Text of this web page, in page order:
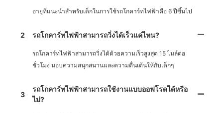
อายุที่แนะนำสำหรับเด็กในการใช้รถโกคาร์ทไฟฟ้าคือ 6 ปีขึ้นไป
2 รถโกคาร์ทไฟฟ้าสามารถวิ่งได้เร็วแค่ไหน?
รถโกคาร์ทไฟฟ้าสามารถวิ่งได้ด้วยความเร็วสูงสุด 15 ไมล์ต่อ
ชั่วโมง มอบความสนุกสนานและความตื่นเต้นให้กับเด็กๆ
3
รถโกคาร์ทไฟฟ้าสามารถใช้งานแบบออฟโรดได้หรือ
ไม่?